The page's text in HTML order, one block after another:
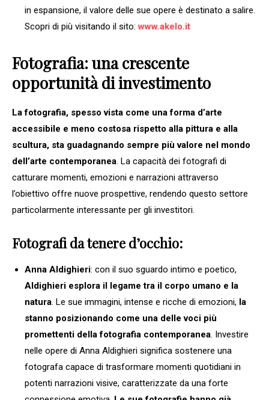
in espansione, il valore delle sue opere è destinato a salire.
Scopri di più visitando il sito:www.akelo.it
Fotografia: una crescente
opportunità di investimento
La fotografia, spesso vista come una forma d’arte
accessibile e meno costosa rispetto alla pittura e alla
scultura, sta guadagnando sempre più valore nel mondo
dell’arte contemporanea . La capacità dei fotografi di
catturare momenti, emozioni e narrazioni attraverso
l’obiettivo offre nuove prospettive, rendendo questo settore
particolarmente interessante per gli investitori.
Fotografi da tenere d’occhio:
Anna Aldighieri: con il suo sguardo intimo e poetico,
Aldighieri esplora il legame tra il corpo umano e la
natura . Le sue immagini, intense e ricche di emozioni, la
stanno posizionando come una delle voci più
promettenti della fotografia contemporanea . Investire
nelle opere di Anna Aldighieri significa sostenere una
fotografa capace di trasformare momenti quotidiani in
potenti narrazioni visive, caratterizzate da una forte